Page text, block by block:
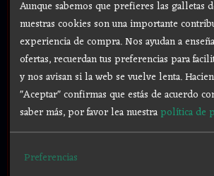
Aunque sabemos que prefieres las galletas
nuestras cookies son una importante
experiencia de compra. Nos ayudan a
ofertas, recuerdan tus preferencias para
y nos avisan si la web se vuelve lenta.
"Aceptar" confirmas que estás de acuerdo
saber más, por favor lea nuestrapolítica de
Preferencias